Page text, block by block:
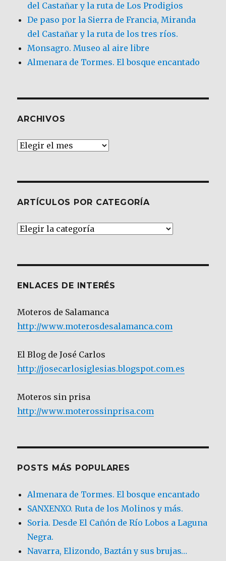
del Castañar y la ruta de Los Prodigios
De paso por la Sierra de Francia, Miranda
del Castañar y la ruta de los tres ríos.
Monsagro. Museo al aire libre
Almenara de Tormes. El bosque encantado
ARCHIVOS
Archivos
ARTÍCULOS POR CATEGORÍA
Artículos
ENLACES DE INTERÉS
Moteros de Salamanca
http://www.moterosdesalamanca.com
El Blog de José Carlos
http://josecarlosiglesias.blogspot.com.es
Moteros sin prisa
http://www.moterossinprisa.com
POSTS MÁS POPULARES
Almenara de Tormes. El bosque encantado
SANXENXO. Ruta de los Molinos y más.
Soria. Desde El Cañón de Río Lobos a Laguna
Negra.
Navarra, Elizondo, Baztán y sus brujas…